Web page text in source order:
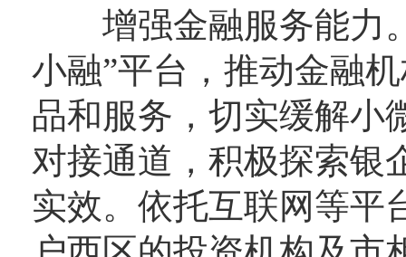
增强金融服务能力。
小融”平台，推动金融
品和服务，切实缓解小
对接通道，积极探索银
实效。依托互联网等平